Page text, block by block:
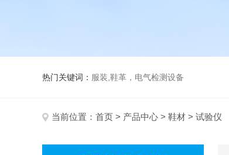
热门关键词： 服装,鞋革，电气检测设备
当前位置： 首页 > 产品中心 > 鞋材 > 试验仪